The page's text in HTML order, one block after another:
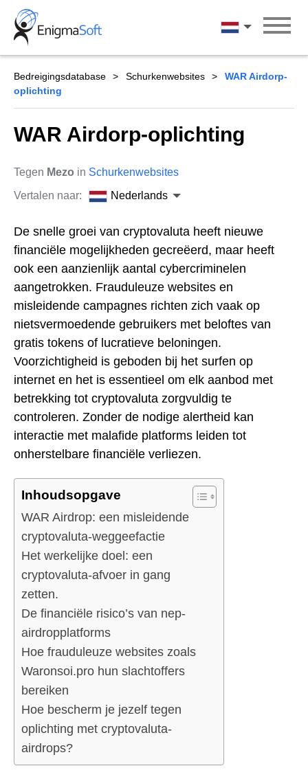
Skip
content
Nederlands
Bedreigingsdatabase Schurkenwebsites
WAR Airdorp-
oplichting
WAR Airdorp-oplichting
Tegen Mezo in Schurkenwebsites
Vertalen naar:
Nederlands
De snelle groei van cryptovaluta heeft nieuwe
financiële mogelijkheden gecreëerd, maar heeft
ook een aanzienlijk aantal cybercriminelen
aangetrokken. Frauduleuze websites en
misleidende campagnes richten zich vaak op
nietsvermoedende gebruikers met beloftes van
gratis tokens of lucratieve beloningen.
Voorzichtigheid is geboden bij het surfen op
internet en het is essentieel om elk aanbod met
betrekking tot cryptovaluta zorgvuldig te
controleren. Zonder de nodige alertheid kan
interactie met malafide platforms leiden tot
onherstelbare financiële verliezen.
Inhoudsopgave
WAR Airdrop: een misleidende
cryptovaluta-weggeefactie
Het werkelijke doel: een
cryptovaluta-afvoer in gang
zetten.
De financiële risico’s van nep-
airdropplatforms
Hoe frauduleuze websites zoals
Waronsoi.pro hun slachtoffers
bereiken
Hoe bescherm je jezelf tegen
oplichting met cryptovaluta-
airdrops?